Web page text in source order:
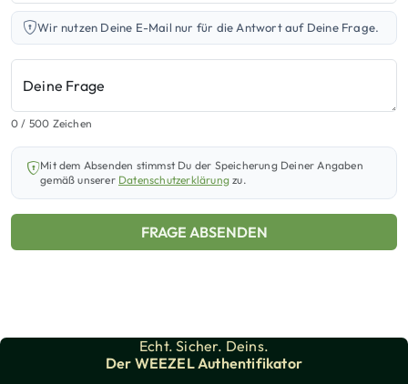
Wir nutzen Deine E-Mail nur für die Antwort auf Deine Frage.
Deine Frage
0 / 500 Zeichen
Mit dem Absenden stimmst Du der Speicherung Deiner Angaben
gemäß unserer Datenschutzerklärung zu.
FRAGE ABSENDEN
Echt. Sicher. Deins.
Der WEEZEL Authentifikator